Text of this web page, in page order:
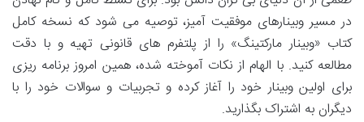
در مسیر وبینارهای موفقیت آمیز، توصیه می شود که نسخه کامل
کتاب «وبینار مارکتینگ» را از پلتفرم های قانونی تهیه و با دقت
مطالعه کنید. با الهام از نکات آموخته شده، همین امروز برنامه ریزی
برای اولین وبینار خود را آغاز کرده و تجربیات و سوالات خود را با
دیگران به اشتراک بگذارید.